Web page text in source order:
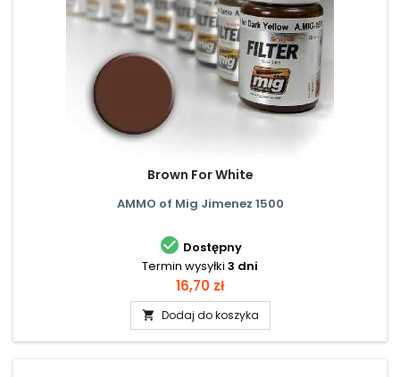
Brown For White
AMMO of Mig Jimenez 1500
 Dostępny
Termin wysyłki 3 dni
Cena
16,70 zł
 Dodaj do koszyka